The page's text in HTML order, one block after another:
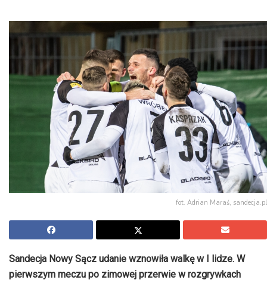
fot. Adrian Maraś, sandecja.pl
Sandecja Nowy Sącz udanie wznowiła walkę w I lidze. W
pierwszym meczu po zimowej przerwie w rozgrywkach